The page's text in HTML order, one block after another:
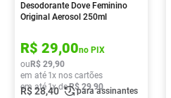
Desodorante Dove Feminino
Original Aerosol 250ml
R$ 29,00no PIX
ou R$ 29,90
em até 1x nos cartões
em até 1x deR$ 29,90
R$28,40 para assinantes